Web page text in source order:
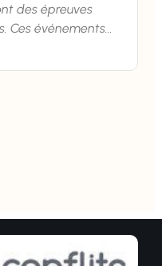
des épreuves
Ces événements...